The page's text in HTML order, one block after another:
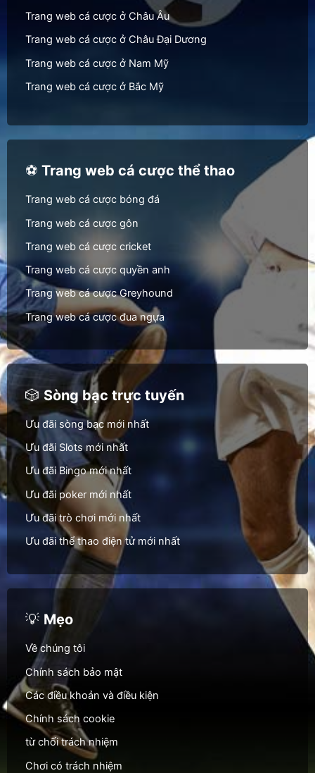
Trang web cá cược ở Châu Âu
Trang web cá cược ở Châu Đại Dương
Trang web cá cược ở Nam Mỹ
Trang web cá cược ở Bắc Mỹ
⚽Trang web cá cược thể thao
Trang web cá cược bóng đá
Trang web cá cược gôn
Trang web cá cược cricket
Trang web cá cược quyền anh
Trang web cá cược Greyhound
Trang web cá cược đua ngựa
🎲Sòng bạc trực tuyến
Ưu đãi sòng bạc mới nhất
Ưu đãi Slots mới nhất
Ưu đãi Bingo mới nhất
Ưu đãi poker mới nhất
Ưu đãi trò chơi mới nhất
Ưu đãi thể thao điện tử mới nhất
💡 Mẹo
Về chúng tôi
Chính sách bảo mật
Các điều khoản và điều kiện
Chính sách cookie
từ chối trách nhiệm
Chơi có trách nhiệm